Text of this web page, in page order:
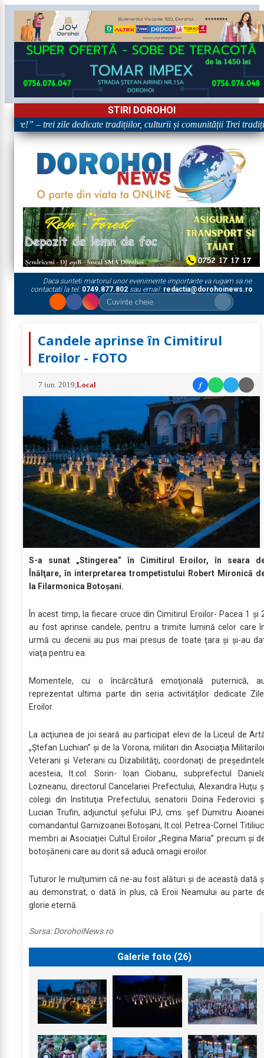
STIRI DOROHOI
– trei zile dedicate tradițiilor, culturii și comunității Trei tradiții.
Daca sunteti martorul unor evenimente importante va rugam sa ne
contactati la tel: 0749.877.802sau email: redactia@dorohoinews.ro
Candele aprinse în Cimitirul
Eroilor - FOTO
7 iun. 2019 ,Local f
S-a sunat „Stingerea” în Cimitirul Eroilor, în seara
Înălţare, în interpretarea trompetistului Robert Mironică
la Filarmonica Botoşani.
În acest timp, la fiecare cruce din Cimitirul Eroilor- Pacea 1 şi
au fost aprinse candele, pentru a trimite lumină celor care
urmă cu decenii au pus mai presus de toate ţara şi şi-au
viaţa pentru ea.
Momentele, cu o încărcătură emoţională puternică,
reprezentat ultima parte din seria activităţilor dedicate
Eroilor.
La acţiunea de joi seară au participat elevi de la Liceul de
„Ştefan Luchian” şi de la Vorona, militari din Asociaţia
Veterani şi Veterani cu Dizabilităţi, coordonaţi de
acesteia, lt.col. Sorin- Ioan Ciobanu, subprefectul
Lozneanu, directorul Cancelariei Prefectului, Alexandra Huţu
colegi din Instituţia Prefectului, senatorii Doina Federovici
Lucian Trufin, adjunctul şefului IPJ, cms. şef Dumitru
comandantul Garnizoanei Botoşani, lt.col. Petrea-Cornel
membri ai Asociaţiei Cultul Eroilor „Regina Maria” precum şi
botoşăneni care au dorit să aducă omagii eroilor.
Tuturor le mulţumim că ne-au fost alături şi de această dată
au demonstrat, o dată în plus, că Eroii Neamului au parte
glorie eternă.
Sursa:DorohoiNews.ro
Galerie foto (26)